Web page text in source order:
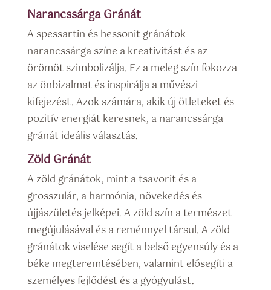
Narancssárga Gránát
A spessartin és hessonit gránátok
narancssárga színe a kreativitást és az
örömöt szimbolizálja. Ez a meleg szín fokozza
az önbizalmat és inspirálja a művészi
kifejezést. Azok számára, akik új ötleteket és
pozitív energiát keresnek, a narancssárga
gránát ideális választás.
Zöld Gránát
A zöld gránátok, mint a tsavorit és a
grosszulár, a harmónia, növekedés és
újjászületés jelképei. A zöld szín a természet
megújulásával és a reménnyel társul. A zöld
gránátok viselése segít a belső egyensúly és a
béke megteremtésében, valamint elősegíti a
személyes fejlődést és a gyógyulást.